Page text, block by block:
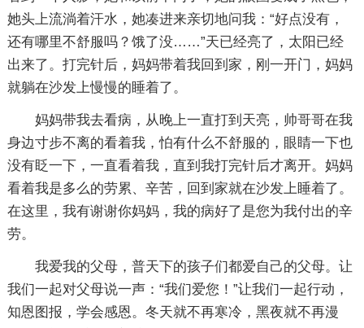
她头上流淌着汗水，她凑进来亲切地问我：“好点没有，
还有哪里不舒服吗？饿了没……”天已经亮了，太阳已经
出来了。打完针后，妈妈带着我回到家，刚一开门，妈妈
就躺在沙发上慢慢的睡着了。
妈妈带我去看病，从晚上一直打到天亮，帅哥哥在我
身边寸步不离的看着我，怕有什么不舒服的，眼睛一下也
没有眨一下，一直看着我，直到我打完针后才离开。妈妈
看着我是多么的劳累、辛苦，回到家就在沙发上睡着了。
在这里，我有谢谢你妈妈，我的病好了是您为我付出的辛
劳。
我爱我的父母，普天下的孩子们都爱自己的父母。让
我们一起对父母说一声：“我们爱您！”让我们一起行动，
知恩图报，学会感恩。冬天就不再寒冷，黑夜就不再漫